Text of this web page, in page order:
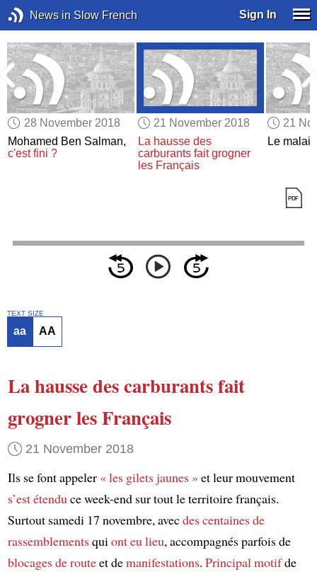
News in Slow French Sign In
28 November 2018
Mohamed Ben Salman,
c'est fini ?
21 November 2018
La hausse des
carburants fait grogner
les Français
21
Le
TEXT SIZE
aa AA
La hausse des carburantsfait
grogner les Français
21 November 2018
Ils se font appeler « les gilets jaunes » et leur mouvement
s’est étenduce week-end sur tout le territoire français.
Surtout samedi 17 novembre, avecdes centaines de
rassemblementsquiont eu lieu, accompagnés parfois de
blocages de routeet demanifestations. Principal motifde